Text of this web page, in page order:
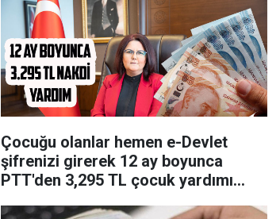
Çocuğu olanlar hemen e-Devlet
şifrenizi girerek 12 ay boyunca
PTT'den 3,295 TL çocuk yardımı